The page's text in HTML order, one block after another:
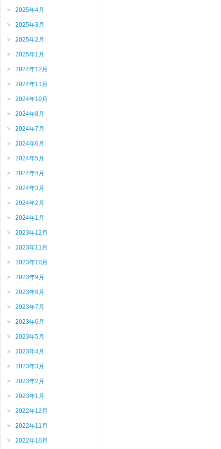
2025年4月
2025年3月
2025年2月
2025年1月
2024年12月
2024年11月
2024年10月
2024年8月
2024年7月
2024年6月
2024年5月
2024年4月
2024年3月
2024年2月
2024年1月
2023年12月
2023年11月
2023年10月
2023年9月
2023年8月
2023年7月
2023年6月
2023年5月
2023年4月
2023年3月
2023年2月
2023年1月
2022年12月
2022年11月
2022年10月